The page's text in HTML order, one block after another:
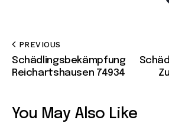
PREVIOUS
Schädlingsbekämpfung
Reichartshausen 74934
You May Also Like